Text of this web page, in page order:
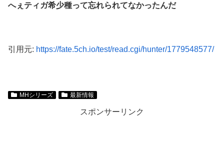
へぇティガ希少種って忘れられてなかったんだ
引用元: https://fate.5ch.io/test/read.cgi/hunter/1779548577/
MHシリーズ 最新情報
スポンサーリンク